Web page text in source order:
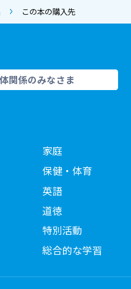
この本の購入先
関係のみなさま
家庭
保健・体育
英語
道徳
特別活動
総合的な学習